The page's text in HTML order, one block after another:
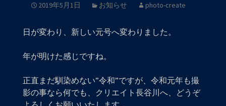
2019年5月1日 お知らせ photo-create
日が変わり、新しい元号へ変わりました。
年が明けた感じですね。
正直まだ馴染めない”令和”ですが、令和元年も撮
影の事なら何でも、クリエイト長谷川へ、どうぞ